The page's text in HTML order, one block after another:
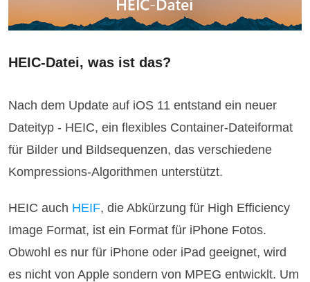
HEIC-Datei, was ist das?
Nach dem Update auf iOS 11 entstand ein neuer
Dateityp - HEIC, ein flexibles Container-Dateiformat
für Bilder und Bildsequenzen, das verschiedene
Kompressions-Algorithmen unterstützt.
HEIC auch HEIF, die Abkürzung für High Efficiency
Image Format, ist ein Format für iPhone Fotos.
Obwohl es nur für iPhone oder iPad geeignet, wird
es nicht von Apple sondern von MPEG entwicklt. Um